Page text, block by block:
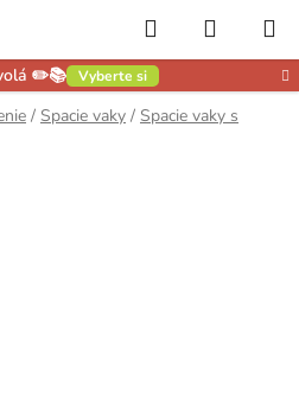
✏️📚 Vyberte si
Hľadať
KOŠÍK
/ Spacie vaky / Spacie vaky s